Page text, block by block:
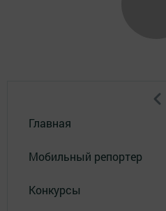
Главная
Мобильный репортер
Конкурсы